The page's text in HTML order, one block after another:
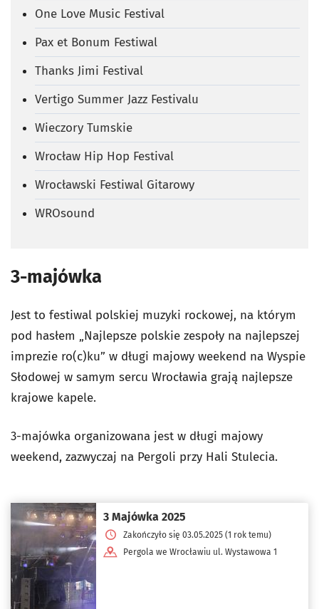
One Love Music Festival
Pax et Bonum Festiwal
Thanks Jimi Festival
Vertigo Summer Jazz Festivalu
Wieczory Tumskie
Wrocław Hip Hop Festival
Wrocławski Festiwal Gitarowy
WROsound
3-majówka
Jest to festiwal polskiej muzyki rockowej, na którym
pod hasłem „Najlepsze polskie zespoły na najlepszej
imprezie ro(c)ku” w długi majowy weekend na Wyspie
Słodowej w samym sercu Wrocławia grają najlepsze
krajowe kapele.
3-majówka organizowana jest w długi majowy
weekend, zazwyczaj na Pergoli przy Hali Stulecia.
3 Majówka 2025
Zakończyło się 03.05.2025 (1 rok temu)
Pergola we Wrocławiu ul. Wystawowa 1